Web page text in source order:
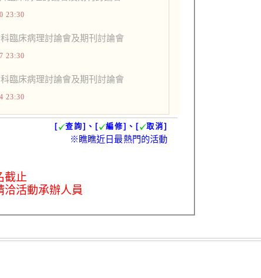
23:30
臨床病理討論會及期刊討論會
23:30
臨床病理討論會及期刊討論會
23:30
[ 查詢]、[ 編修]、[ 取消]
※瞧瞧近日最熱門的活動
截止
洽活動承辦人員